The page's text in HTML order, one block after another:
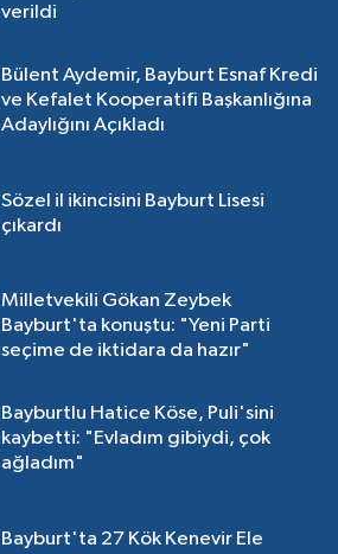
verildi
Bülent Aydemir, Bayburt Esnaf Kredi
ve Kefalet Kooperatifi Başkanlığına
Adaylığını Açıkladı
Sözel il ikincisini Bayburt Lisesi
çıkardı
Milletvekili Gökan Zeybek
Bayburt'ta konuştu: "Yeni Parti
seçime de iktidara da hazır"
Bayburtlu Hatice Köse, Puli'sini
kaybetti: "Evladım gibiydi, çok
ağladım"
Bayburt'ta 27 Kök Kenevir Ele